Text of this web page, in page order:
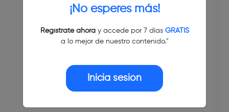
¡No esperes más!
Regístrate ahoray accede por 7 días GRATIS
a lo mejor de nuestro contenido."
Inicia sesión